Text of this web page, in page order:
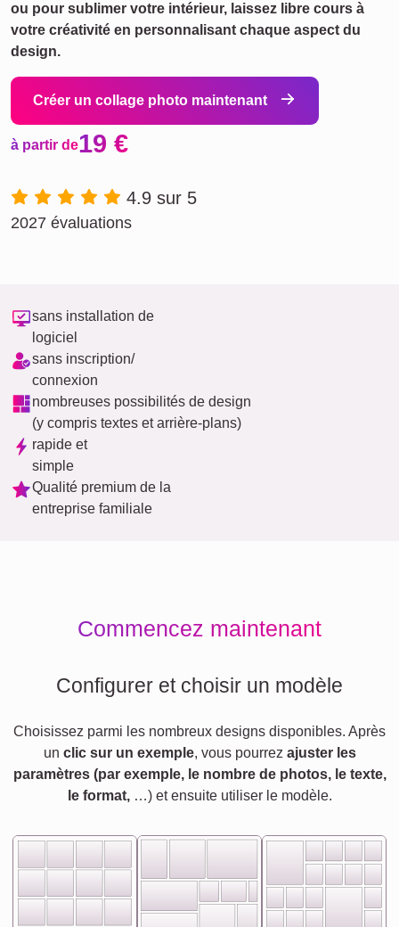
ou pour sublimer votre intérieur, laissez libre cours à
votre créativité en personnalisant chaque aspect du
design.
Créer un collage photo maintenant
à partir de19 €
4.9 sur 5
2027 évaluations
sans installation de
logiciel
sans inscription/
connexion
nombreuses possibilités de design
(y compris textes et arrière-plans)
rapide et
simple
Qualité premium de la
entreprise familiale
Commencez maintenant
Configurer et choisir un modèle
Choisissez parmi les nombreux designs disponibles. Après
un clic sur un exemple, vous pourrez ajuster les
paramètres (par exemple, le nombre de photos, le texte,
le format,…) et ensuite utiliser le modèle.